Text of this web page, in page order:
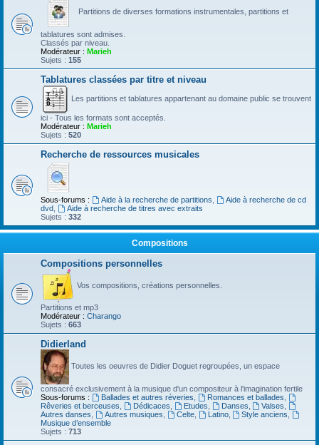
Partitions de diverses formations instrumentales, partitions et
tablatures sont admises.
Classés par niveau.
Modérateur : Marieh
Sujets : 155
Tablatures classées par titre et niveau
Les partitions et tablatures appartenant au domaine public se trouvent
ici - Tous les formats sont acceptés.
Modérateur : Marieh
Sujets : 520
Recherche de ressources musicales
Sous-forums : Aide à la recherche de partitions
Aide à recherche de cd
dvd
Aide à recherche de titres avec extraits
Sujets : 332
Compositions
Compositions personnelles
Vos compositions, créations personnelles.
Partitions et mp3
Modérateur : Charango
Sujets : 663
Didierland
Toutes les oeuvres de Didier Doguet regroupées, un espace
consacré exclusivement à la musique d'un compositeur à l'imagination fertile
Sous-forums :
Ballades et autres réveries Romances et ballades
Rêveries et berceuses
Dédicaces Etudes Danses Valses
Autres danses
Autres musiques Celte, Latino, Style anciens
Musique d’ensemble
Sujets : 713